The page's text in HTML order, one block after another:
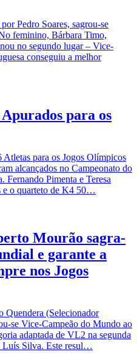
Pedro Soares, sagrou-se
feminino, Bárbara Timo,
no segundo lugar – Vice-
conseguiu a melhor
para os
Atletas para os Jogos Olímpicos
alcançados no Campeonato do
Pimenta e Teresa
e o quarteto de K4 50…
Mourão sagra-
e garante a
nos Jogos
Quendera (Selecionador
se Vice-Campeão do Mundo ao
adaptada de VL2 na segunda
Luís Silva. Este resul…